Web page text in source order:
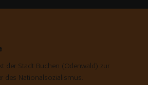
der Stadt Buchen (Odenwald) zur
des Nationalsozialismus.